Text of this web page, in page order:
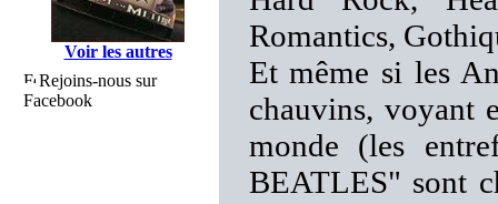
Voir les autres
Rejoins-nous sur
Facebook
Romantics,
Et même si les
chauvins, voyant
monde (les
BEATLES" sont